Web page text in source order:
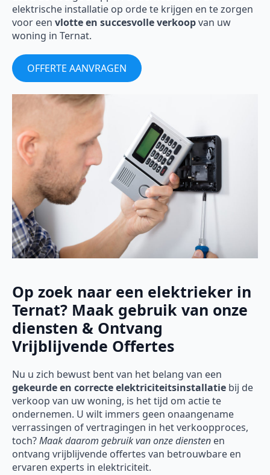
elektrische installatie op orde te krijgen en te zorgen
voor een vlotte en succesvolle verkoopvan uw
woning in Ternat.
OFFERTE AANVRAGEN
Op zoek naar een elektrieker in
Ternat? Maak gebruik van onze
diensten & Ontvang
Vrijblijvende Offertes
Nu u zich bewust bent van het belang van een
gekeurde en correcte elektriciteitsinstallatie bij de
verkoop van uw woning, is het tijd om actie te
ondernemen. U wilt immers geen onaangename
verrassingen of vertragingen in het verkoopproces,
toch?Maak daarom gebruik van onze diensten en
ontvang vrijblijvende offertes van betrouwbare en
ervaren experts in elektriciteit.